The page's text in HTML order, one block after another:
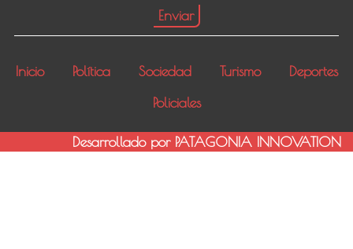
Inicio Política Sociedad Turismo
Deportes
Policiales
Desarrollado por PATAGONIA INNOVATION